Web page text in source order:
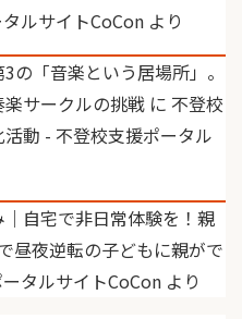
ルサイトCoCon より
の「音楽という居場所」。
サークルの挑戦 に 不登校
動 - 不登校支援ポータル
自宅で非日常体験を！親
昼夜逆転の子どもに親がで
タルサイトCoCon より